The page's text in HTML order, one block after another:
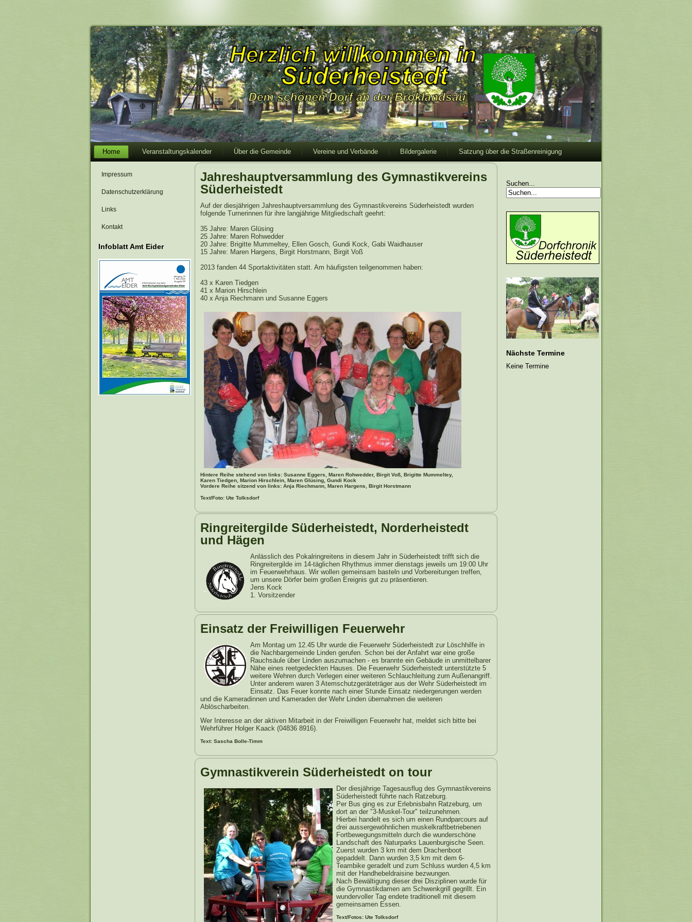
Home Veranstaltungskalender Über die Gemeinde Vereine und Verbände Bildergalerie Satzung über die Straßenreinigung
Impressum
Datenschutzerklärung
Links
Kontakt
Infoblatt Amt Eider
Jahreshauptversammlung des Gymnastikvereins
Süderheistedt
Auf der diesjährigen Jahreshauptversammlung des Gymnastikvereins Süderheistedt wurden
folgende Turnerinnen für ihre langjährige Mitgliedschaft geehrt:
35 Jahre: Maren Glüsing
25 Jahre: Maren Rohwedder
20 Jahre: Brigitte Mummeltey, Ellen Gosch, Gundi Kock, Gabi Waidhauser
15 Jahre: Maren Hargens, Birgit Horstmann, Birgit Voß
2013 fanden 44 Sportaktivitäten statt. Am häufigsten teilgenommen haben:
43 x Karen Tiedgen
41 x Marion Hirschlein
40 x Anja Riechmann und Susanne Eggers
Hintere Reihe stehend von links: Susanne Eggers, Maren Rohwedder, Birgit Voß, Brigitte Mummeltey,
Karen Tiedgen, Marion Hirschlein, Maren Glüsing, Gundi Kock
Vordere Reihe sitzend von links: Anja Riechmann, Maren Hargens, Birgit Horstmann
Text/Foto: Ute Tolksdorf
Ringreitergilde Süderheistedt, Norderheistedt
und Hägen
Anlässlich des Pokalringreitens in diesem Jahr in Süderheistedt trifft sich die
Ringreitergilde im 14-täglichen Rhythmus immer dienstags jeweils um 19:00 Uhr
im Feuerwehrhaus. Wir wollen gemeinsam basteln und Vorbereitungen treffen,
um unsere Dörfer beim großen Ereignis gut zu präsentieren.
Jens Kock
1. Vorsitzender
Einsatz der Freiwilligen Feuerwehr
Am Montag um 12.45 Uhr wurde die Feuerwehr Süderheistedt zur Löschhilfe in
die Nachbargemeinde Linden gerufen. Schon bei der Anfahrt war eine große
Rauchsäule über Linden auszumachen - es brannte ein Gebäude in unmittelbarer
Nähe eines reetgedeckten Hauses. Die Feuerwehr Süderheistedt unterstützte 5
weitere Wehren durch Verlegen einer weiteren Schlauchleitung zum Außenangriff.
Unter anderem waren 3 Atemschutzgeräteträger aus der Wehr Süderheistedt im
Einsatz. Das Feuer konnte nach einer Stunde Einsatz niedergerungen werden
und die Kameradinnen und Kameraden der Wehr Linden übernahmen die weiteren
Ablöscharbeiten.
Wer Interesse an der aktiven Mitarbeit in der Freiwilligen Feuerwehr hat, meldet sich bitte bei
Wehrführer Holger Kaack (04836 8916).
Text: Sascha Bolle-Timm
Gymnastikverein Süderheistedt on tour
Der diesjährige Tagesausflug des Gymnastikvereins
Süderheistedt führte nach Ratzeburg.
Per Bus ging es zur Erlebnisbahn Ratzeburg, um
dort an der "3-Muskel-Tour" teilzunehmen.
Hierbei handelt es sich um einen Rundparcours auf
drei aussergewöhnlichen muskelkraftbetriebenen
Fortbewegungsmitteln durch die wunderschöne
Landschaft des Naturparks Lauenburgische Seen.
Zuerst wurden 3 km mit dem Drachenboot
gepaddelt. Dann wurden 3,5 km mit dem 6-
Teambike geradelt und zum Schluss wurden 4,5 km
mit der Handhebeldraisine bezwungen.
Nach Bewältigung dieser drei Disziplinen wurde für
die Gymnastikdamen am Schwenkgrill gegrillt. Ein
wundervoller Tag endete traditionell mit diesem
gemeinsamen Essen.
Text/Fotos: Ute Tolksdorf
Suchen...
Nächste Termine
Keine Termine